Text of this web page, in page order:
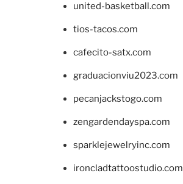
united-basketball.com
tios-tacos.com
cafecito-satx.com
graduacionviu2023.com
pecanjackstogo.com
zengardendayspa.com
sparklejewelryinc.com
ironcladtattoostudio.com